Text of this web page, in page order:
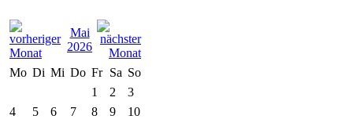
Mai
2026
Mo Di Mi Do Fr Sa So
1
2
3
4
5 6 7 8 9
10